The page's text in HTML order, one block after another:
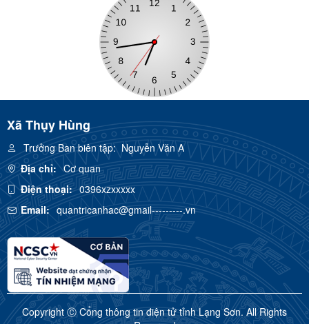
Xã Thụy Hùng
Trưởng Ban biên tập:Nguyễn Văn A
Địa chỉ: Cơ quan
Điện thoại: 0396xzxxxxx
Email: quantricanhac@gmail---------.vn
Copyright Ⓒ Cổng thông tin điện tử tỉnh Lạng Sơn. All Rights